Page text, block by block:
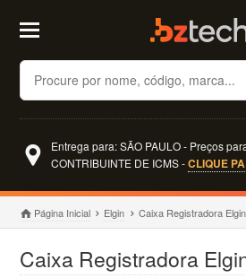
Buscar
Entrega para: SÃO PAULO - Preços
CONTRIBUINTE DE ICMS -CLIQUE
Página Inicial Elgin Caixa Registradora
Caixa Registradora